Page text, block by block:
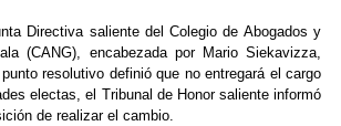
Directiva saliente del Colegio de Abogados y
(CANG), encabezada por Mario Siekavizza,
resolutivo definió que no entregará el cargo
electas, el Tribunal de Honor saliente informó
de realizar el cambio.